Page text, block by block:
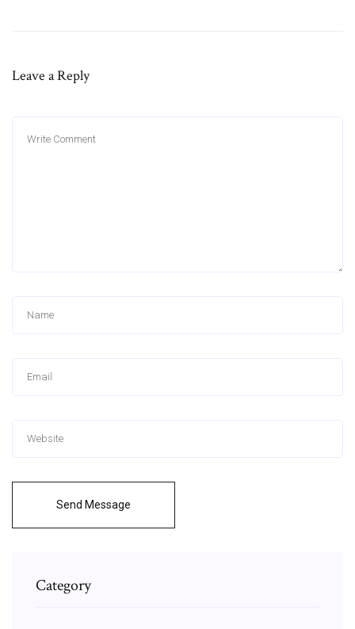
Leave a Reply
Send Message
Category